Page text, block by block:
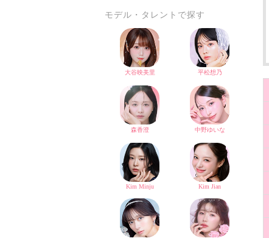
モデル・タレントで探す